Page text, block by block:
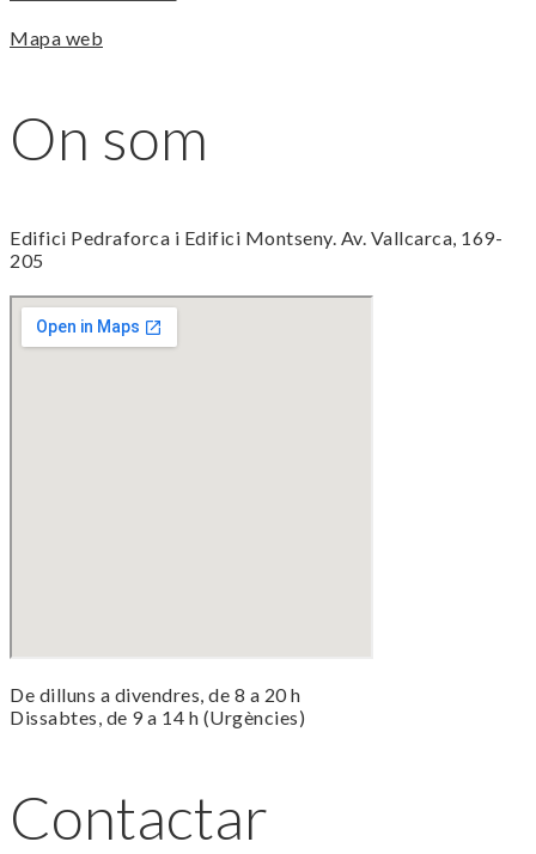
Mapa web
On som
Edifici Pedraforca i Edifici Montseny. Av. Vallcarca, 169-
205
De dilluns a divendres, de 8 a 20 h
Dissabtes, de 9 a 14 h (Urgències)
Contactar